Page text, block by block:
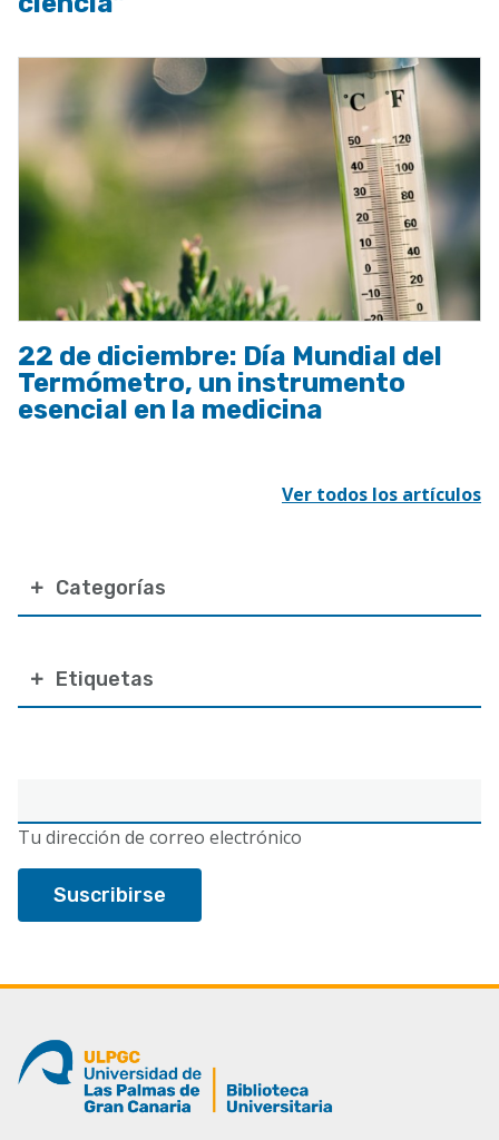
electrónico
Tu dirección de correo electrónico
Categorías
Etiquetas
22 de diciembre: Día Mundial del
Termómetro, un instrumento
esencial en la medicina
Ver todos los artículos